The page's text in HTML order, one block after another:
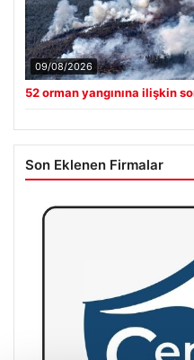
09/08/2026
52 orman yangınına ilişkin
Son Eklenen Firmalar